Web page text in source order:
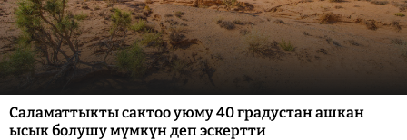
Саламаттыкты сактоо уюму 40 градустан ашкан
ысык болушу мүмкүн деп эскертти